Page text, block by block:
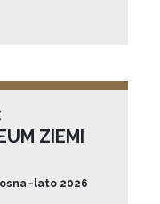
ZIEMI
2026